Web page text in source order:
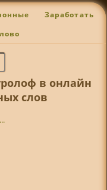
Заработать
в онлайн
слов